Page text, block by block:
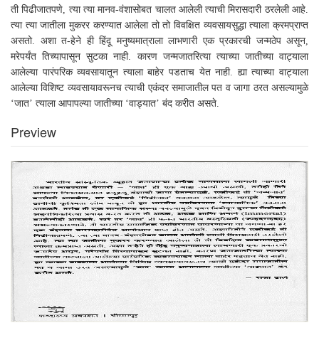
ती पिढीजातपणे, त्या त्या मानव-वंशासोबत चालत आलेली त्याची मिरासदारी ठरलेली आहे.
त्या त्या जातीला मुकरर करण्यात आलेला तो तो विवक्षित व्यवसायसुद्धा त्याला क्रमप्राप्त
असतो. अशा त-हेने ही हिंदू मनुष्यमात्राला लाभणारी एक प्रकारची जन्मठेप असून,
मरेपर्यंत तिच्यापासून सुटका नाही. कारण जन्मजातरित्या त्याच्या जातीच्या वाट्याला
आलेल्या पारंपरिक व्यवसायातून त्याला बाहेर पडताच येत नाही. ह्या त्याच्या वाट्याला
आलेल्या विशिष्ट व्यवसायावरूनच त्याची एकंदर समाजातील पत व जागा ठरत असल्यामुळे
‘जात’ त्याला आपापल्या जातीच्या ‘वाड्यात’ बंद करीत असते.
Preview